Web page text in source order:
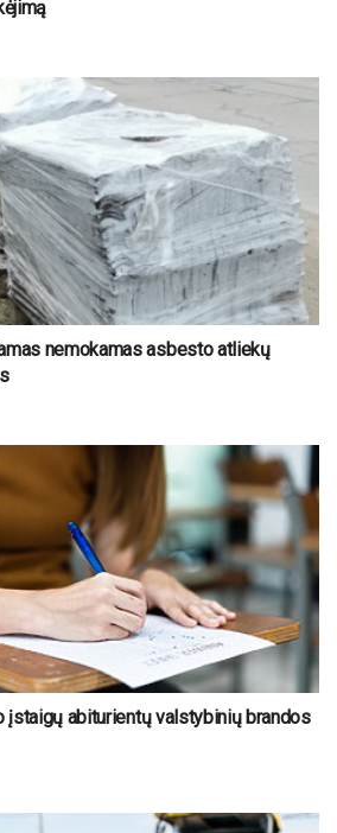
nemokamas asbesto atliekų
įstaigų abiturientų valstybinių brandos